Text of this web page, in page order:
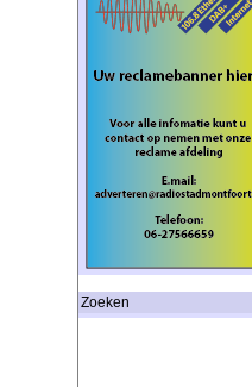
Zoeken